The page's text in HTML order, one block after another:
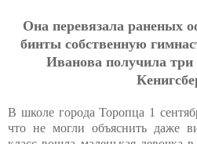
Oнa пepeвязaлa paнeных
бинты coбcтвeнную
Ивaнoвa пoлучилa
В школе города Торопца 1
что не могли объяснить даже